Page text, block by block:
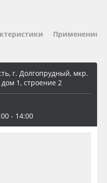
Применение
г. Долгопрудный, мкр.
дом 1, строение 2
- 14:00